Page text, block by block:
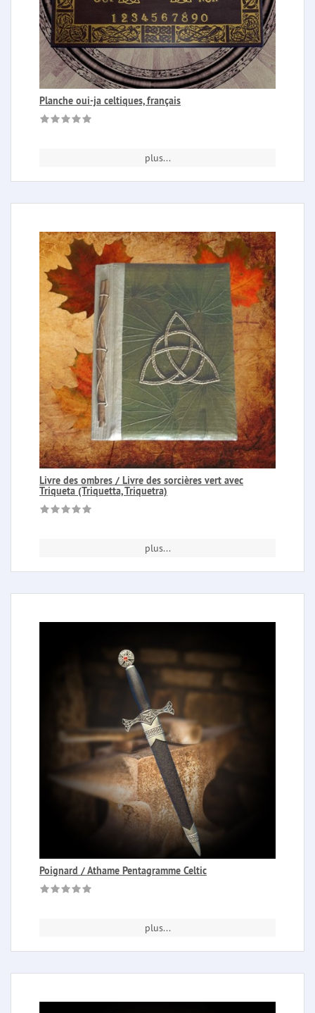
Planche oui-ja celtiques, français
plus...
Livre des ombres / Livre des sorcières vert avec
Triqueta (Triquetta, Triquetra)
plus...
Poignard / Athame Pentagramme Celtic
plus...